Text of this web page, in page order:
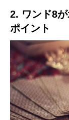
2. ワンド8
ポイント